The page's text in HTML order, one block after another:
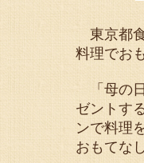
東京都
料理でお
「母の
ゼントす
ンで料理
おもてな